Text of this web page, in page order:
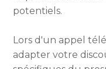
potentiels.
Lors d'un appel
adapter votre